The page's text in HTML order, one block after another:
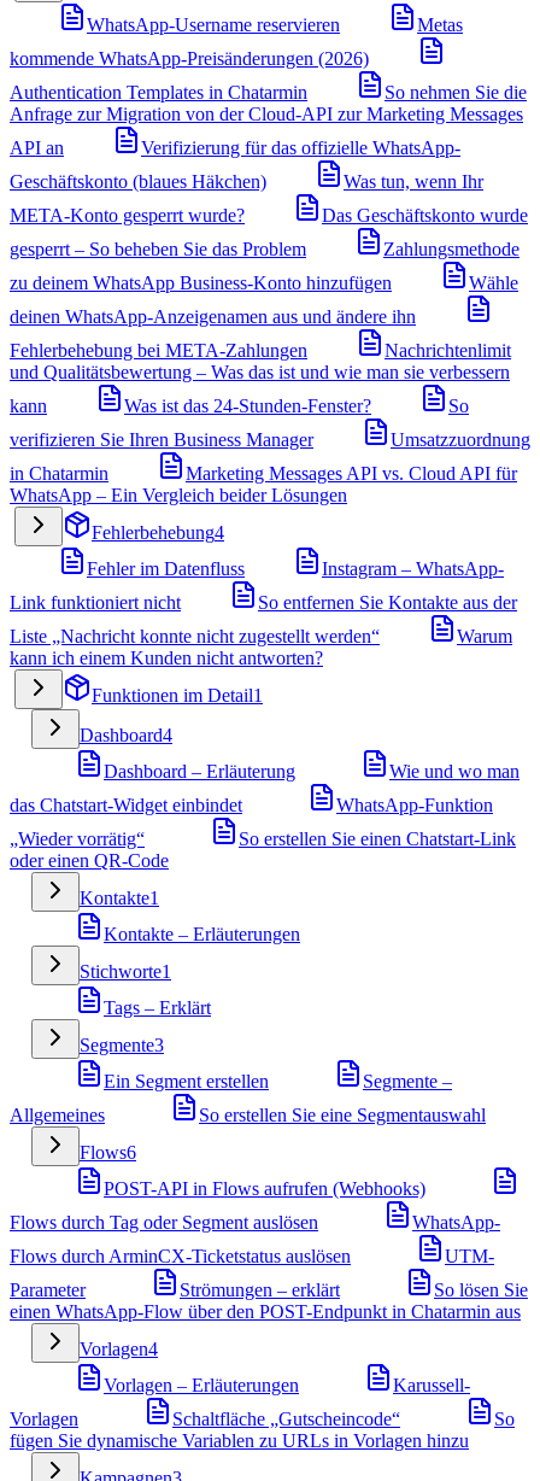
WhatsApp-Username reservieren
Metas
kommende WhatsApp-Preisänderungen (2026)
Authentication Templates in Chatarmin
So nehmen Sie die
Anfrage zur Migration von der Cloud-API zur Marketing Messages
API an
Verifizierung für das offizielle WhatsApp-
Geschäftskonto (blaues Häkchen)
Was tun, wenn Ihr
META-Konto gesperrt wurde?
Das Geschäftskonto wurde
gesperrt – So beheben Sie das Problem
Zahlungsmethode
zu deinem WhatsApp Business-Konto hinzufügen
Wähle
deinen WhatsApp-Anzeigenamen aus und ändere ihn
Fehlerbehebung bei META-Zahlungen
Nachrichtenlimit
und Qualitätsbewertung – Was das ist und wie man sie verbessern
kann
Was ist das 24-Stunden-Fenster?
So
verifizieren Sie Ihren Business Manager
Umsatzzuordnung
in Chatarmin
Marketing Messages API vs. Cloud API für
WhatsApp – Ein Vergleich beider Lösungen
Fehlerbehebung4
Fehler im Datenfluss
Instagram – WhatsApp-
Link funktioniert nicht
So entfernen Sie Kontakte aus der
Liste „Nachricht konnte nicht zugestellt werden“
Warum
kann ich einem Kunden nicht antworten?
Funktionen im Detail1
Dashboard4
Dashboard – Erläuterung
Wie und wo man
das Chatstart-Widget einbindet
WhatsApp-Funktion
„Wieder vorrätig“
So erstellen Sie einen Chatstart-Link
oder einen QR-Code
Kontakte1
Kontakte – Erläuterungen
Stichworte1
Tags – Erklärt
Segmente3
Ein Segment erstellen
Segmente –
Allgemeines
So erstellen Sie eine Segmentauswahl
Flows6
POST-API in Flows aufrufen (Webhooks)
Flows durch Tag oder Segment auslösen
WhatsApp-
Flows durch ArminCX-Ticketstatus auslösen
UTM-
Parameter
Strömungen – erklärt
So lösen Sie
einen WhatsApp-Flow über den POST-Endpunkt in Chatarmin aus
Vorlagen4
Vorlagen – Erläuterungen
Karussell-
Vorlagen
Schaltfläche „Gutscheincode“
So
fügen Sie dynamische Variablen zu URLs in Vorlagen hinzu